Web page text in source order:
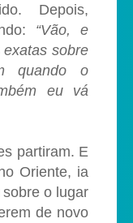
Depois,
“Vão, e
sobre
quando o
eu vá
partiram. E
Oriente, ia
o lugar
de novo